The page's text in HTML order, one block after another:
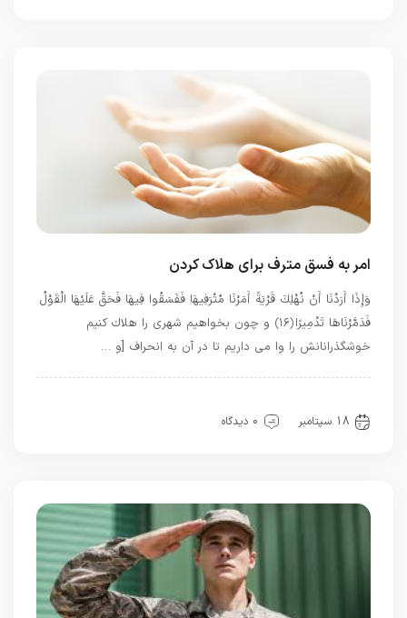
امر به فسق مترف برای هلاک کردن
وَإِذَا أَرَدْنَا أَنْ نُهْلِكَ قَرْيَةً أَمَرْنَا مُتْرَفِيهَا فَفَسَقُوا فِيهَا فَحَقَّ عَلَيْهَا الْقَوْلُ
فَدَمَّرْنَاهَا تَدْمِيرًا ﴿۱۶﴾ و چون بخواهيم شهرى را هلاك كنيم
خوشگذرانانش را وا مى داريم تا در آن به انحراف [و …
18 سپتامبر
0 دیدگاه